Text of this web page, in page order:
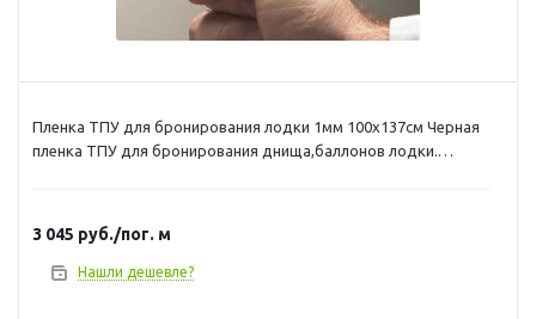
Пленка ТПУ для бронирования лодки 1мм 100х137см Черная
пленка ТПУ для бронирования днища,баллонов лодки.
3 045 руб./пог. м
Нашли дешевле?